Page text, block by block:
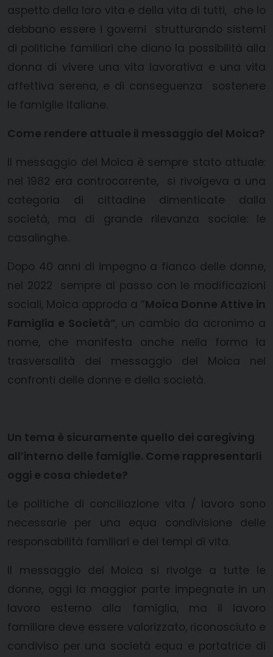
aspetto della loro vita e della vita di tutti, che lo
debbano essere i governi strutturando sistemi
di politiche familiari che diano la possibilità alla
donna di vivere una vita lavorativa e una vita
affettiva serena, e di conseguenza sostenere
le famiglie italiane.
Come rendere attuale il messaggio del Moica?
Il messaggio del Moica è sempre stato attuale:
nel 1982 era controcorrente, si rivolgeva a una
categoria di cittadine dimenticate dalla
società, ma di grande rilevanza sociale: le
casalinghe.
Dopo 40 anni di impegno a fianco delle donne,
nel 2022 sempre al passo con le modificazioni
sociali, Moica approda a “Moica Donne Attive in
Famiglia e Società”, un cambio da acronimo a
nome, che manifesta anche nella forma la
trasversalità del messaggio del Moica nei
confronti delle donne e della società.
Un tema è sicuramente quello dei caregiving
all’interno delle famiglie. Come rappresentarli
oggi e cosa chiedete?
Le politiche di conciliazione vita / lavoro sono
necessarie per una equa condivisione delle
responsabilità familiari e dei tempi di vita.
Il messaggio del Moica si rivolge a tutte le
donne, oggi la maggior parte impegnate in un
lavoro esterno alla famiglia, ma il lavoro
familiare deve essere valorizzato, riconosciuto e
condiviso per una società equa e portatrice di